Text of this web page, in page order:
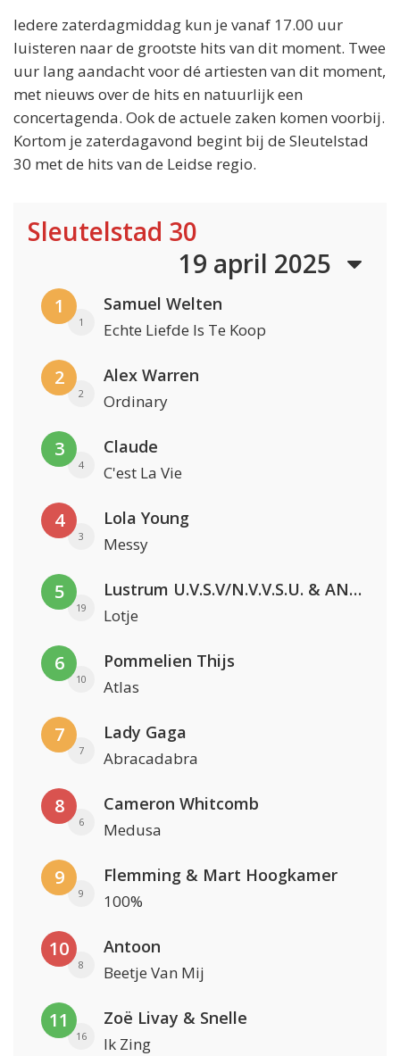
Iedere zaterdagmiddag kun je vanaf 17.00 uur
luisteren naar de grootste hits van dit moment. Twee
uur lang aandacht voor dé artiesten van dit moment,
met nieuws over de hits en natuurlijk een
concertagenda. Ook de actuele zaken komen voorbij.
Kortom je zaterdagavond begint bij de Sleutelstad
30 met de hits van de Leidse regio.
Sleutelstad 30
19 april 2025
1
1
Samuel Welten
Echte Liefde Is Te Koop
2
2
Alex Warren
Ordinary
3
4
Claude
C'est La Vie
4
3
Lola Young
Messy
5
19
Lustrum U.V.S.V/N.V.V.S.U. & ANNO ONS & Jopke van Dobbenburgh & Roeland Beelen
Lotje
6
10
Pommelien Thijs
Atlas
7
7
Lady Gaga
Abracadabra
8
6
Cameron Whitcomb
Medusa
9
9
Flemming & Mart Hoogkamer
100%
10
8
Antoon
Beetje Van Mij
11
16
Zoë Livay & Snelle
Ik Zing